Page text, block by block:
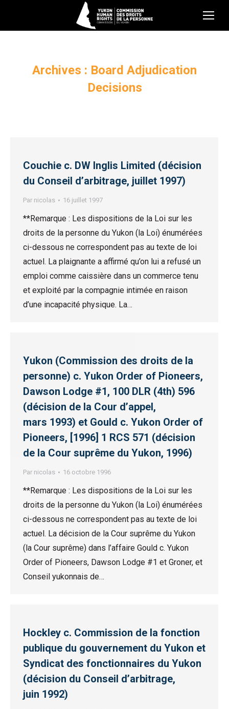
Archives : Board Adjudication
Decisions
Couchie c. DW Inglis Limited (décision
du Conseil d’arbitrage, juillet 1997)
Par nicolas 16 juillet 1997
**Remarque : Les dispositions de la Loi sur les
droits de la personne du Yukon (la Loi) énumérées
ci-dessous ne correspondent pas au texte de loi
actuel. La plaignante a affirmé qu’on lui a refusé un
emploi comme caissière dans un commerce tenu
et exploité par la compagnie intimée en raison
d’une incapacité physique. La…
Yukon (Commission des droits de la
personne) c. Yukon Order of Pioneers,
Dawson Lodge #1, 100 DLR (4th) 596
(décision de la Cour d’appel,
mars 1993) et Gould c. Yukon Order of
Pioneers, [1996] 1 RCS 571 (décision
de la Cour suprême du Yukon, 1996)
Par nicolas 16 octobre 1996
**Remarque : Les dispositions de la Loi sur les
droits de la personne du Yukon (la Loi) énumérées
ci-dessous ne correspondent pas au texte de loi
actuel. La décision de la Cour suprême du Yukon
(la Cour suprême) dans l’affaire Gould c. Yukon
Order of Pioneers, Dawson Lodge #1 et Groner, et
Conseil yukonnais de…
Hockley c. Commission de la fonction
publique du gouvernement du Yukon et
Syndicat des fonctionnaires du Yukon
(décision du Conseil d’arbitrage,
juin 1992)